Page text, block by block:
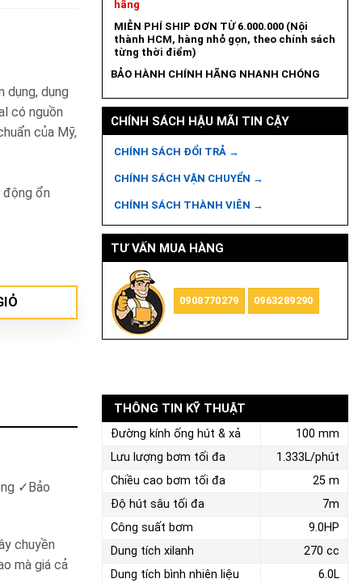
dụng, dụng
có nguồn
của Mỹ,
ổn
hãng
MIỄN PHÍ SHIP ĐƠN TỪ 6.000.000 (Nội
thành HCM, hàng nhỏ gọn, theo chính sách
từng thời điểm)
BẢO HÀNH CHÍNH HÃNG NHANH CHÓNG
CHÍNH SÁCH HẬU MÃI TIN CẬY
CHÍNH SÁCH ĐỔI TRẢ →
CHÍNH SÁCH VẬN CHUYỂN →
CHÍNH SÁCH THÀNH VIÊN →
TƯ VẤN MUA HÀNG
0908770279 0963289290
✓Bảo
chuyền
mà giá cả
THÔNG TIN KỸ THUẬT
Đường kính ống hút & xả
100 mm
Lưu lượng bơm tối đa
1.333L/phút
Chiều cao bơm tối đa
25 m
Độ hút sâu tối đa
7m
Công suất bơm
9.0HP
Dung tích xilanh
270 cc
Dung tích bình nhiên liệu
6.0L